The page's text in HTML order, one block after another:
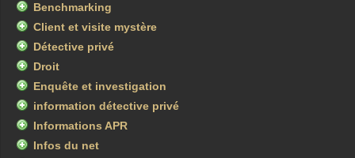
Benchmarking
Client et visite mystère
Détective privé
Droit
Enquête et investigation
information détective privé
Informations APR
Infos du net